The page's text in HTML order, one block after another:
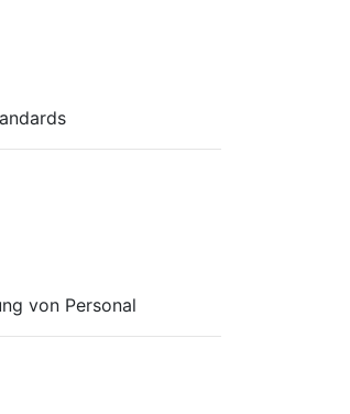
von Personal